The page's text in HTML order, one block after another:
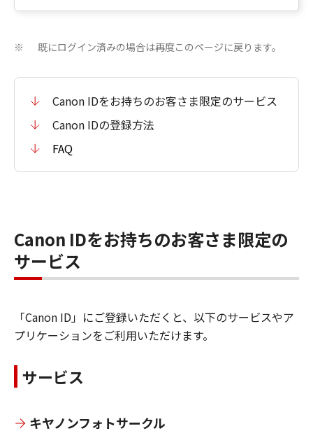
※ 既にログイン済みの場合は再度このページに戻ります。
Canon IDをお持ちのお客さま限定のサービス
Canon IDの登録方法
FAQ
Canon IDをお持ちのお客さま限定の
サービス
「Canon ID」にご登録いただくと、以下のサービスやア
プリケーションをご利用いただけます。
サービス
キヤノンフォトサークル